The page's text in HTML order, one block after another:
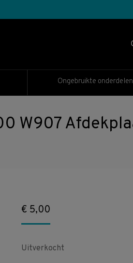
Ongebruikte onderdelen
W907
€ 5,00
Uitverkocht